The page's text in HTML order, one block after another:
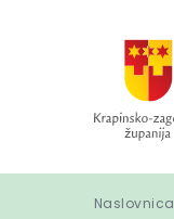
Naslovnica